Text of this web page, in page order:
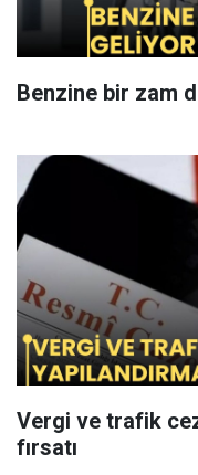
Benzine bir zam
Vergi ve trafik
fırsatı